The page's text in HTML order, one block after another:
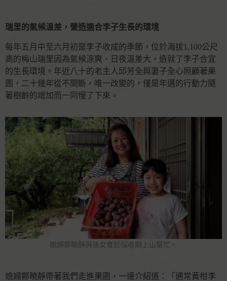
瑞里的氣候溫差，營造適合李子生長的環境
每年五月中至六月初是李子收成的季節，位於海拔1,100公尺
高的梅山瑞里因為氣候涼爽、日夜溫差大，造就了李子合宜
的生長環境。年近八十的老主人邱芳全與妻子全心照顧著果
園，二十幾年從不間斷，唯一改變的，僅是年邁的行動力隨
著樹齡的增加而一同慢了下來。
媳婦鄭曉靜與孫女會於採收期上山幫忙。
媳婦鄭曉靜帶著我們走進果園，一邊介紹道：「通常黃柑李